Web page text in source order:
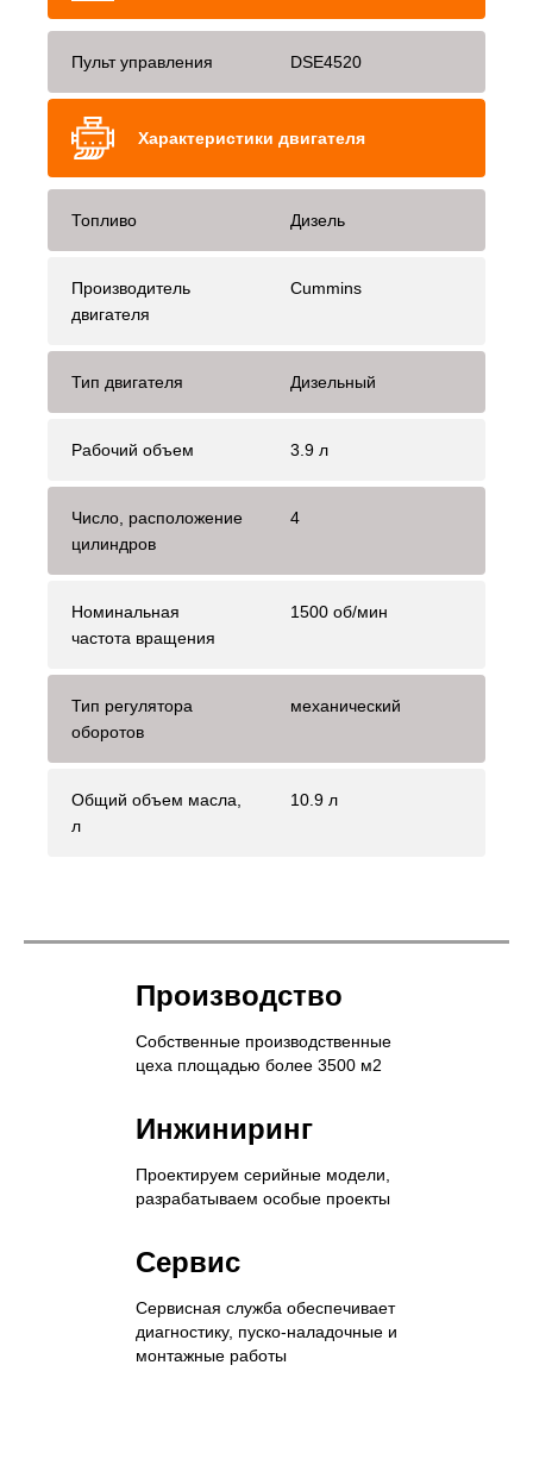
Пульт управления DSE4520
Характеристики двигателя
Топливо Дизель
Производитель
двигателя
Cummins
Тип двигателя Дизельный
Рабочий объем 3.9 л
Число, расположение
цилиндров
4
Номинальная
частота вращения
1500 об/мин
Тип регулятора
оборотов
механический
Общий объем масла,
л
10.9 л
Производство
Собственные производственные
цеха площадью более 3500 м2
Инжиниринг
Проектируем серийные модели,
разрабатываем особые проекты
Сервис
Сервисная служба обеспечивает
диагностику, пуско-наладочные и
монтажные работы